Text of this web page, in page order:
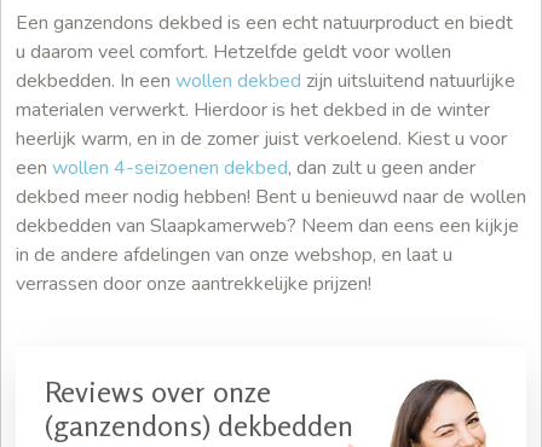
Een ganzendons dekbed is een echt natuurproduct en biedt
u daarom veel comfort. Hetzelfde geldt voor wollen
dekbedden. In een wollen dekbed zijn uitsluitend natuurlijke
materialen verwerkt. Hierdoor is het dekbed in de winter
heerlijk warm, en in de zomer juist verkoelend. Kiest u voor
een wollen 4-seizoenen dekbed, dan zult u geen ander
dekbed meer nodig hebben! Bent u benieuwd naar de wollen
dekbedden van Slaapkamerweb? Neem dan eens een kijkje
in de andere afdelingen van onze webshop, en laat u
verrassen door onze aantrekkelijke prijzen!
Reviews over onze
(ganzendons) dekbedden